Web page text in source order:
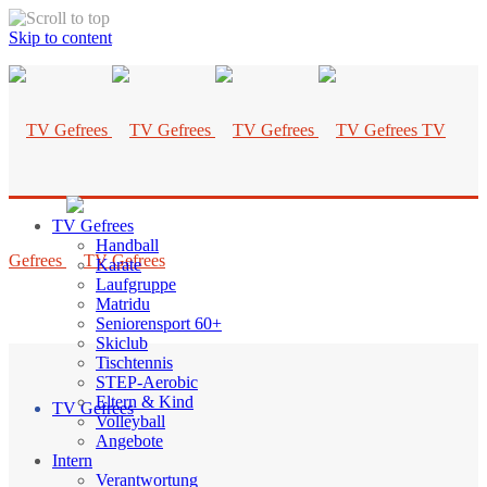
Skip to content
TV
Gefrees
TV Gefrees
TV Gefrees
Handball
Karate
Laufgruppe
Matridu
Seniorensport 60+
Skiclub
Tischtennis
STEP-Aerobic
Eltern & Kind
Volleyball
Angebote
Intern
Verantwortung